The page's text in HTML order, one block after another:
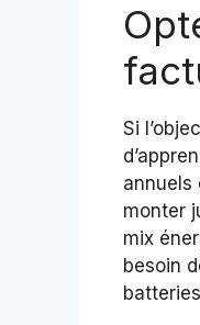
Si
annuels
monter
mix
besoin